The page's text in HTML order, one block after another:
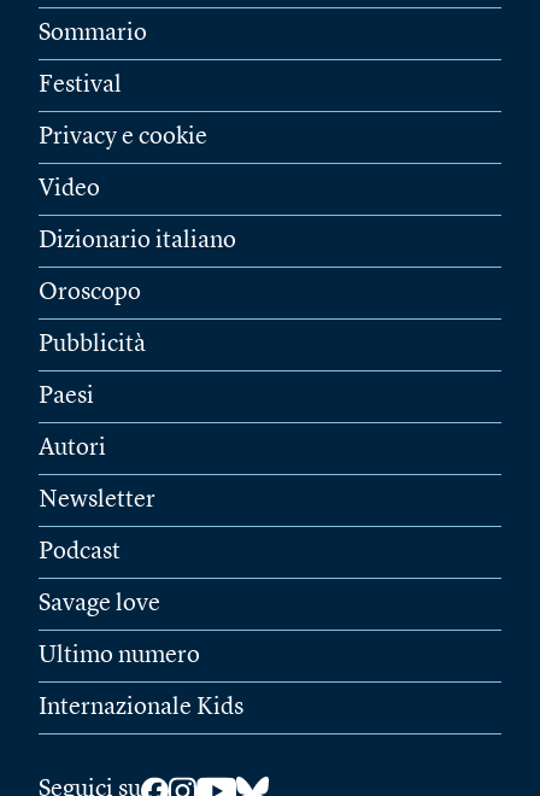
Sommario
Festival
Privacy e cookie
Video
Dizionario italiano
Oroscopo
Pubblicità
Paesi
Autori
Newsletter
Podcast
Savage love
Ultimo numero
Internazionale Kids
Seguici su